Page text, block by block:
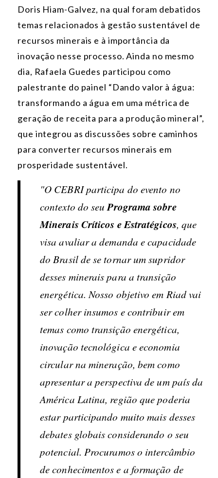
Doris Hiam-Galvez, na qual foram debatidos
temas relacionados à gestão sustentável de
recursos minerais e à importância da
inovação nesse processo. Ainda no mesmo
dia, Rafaela Guedes participou como
palestrante do painel “Dando valor à água:
transformando a água em uma métrica de
geração de receita para a produção mineral”,
que integrou as discussões sobre caminhos
para converter recursos minerais em
prosperidade sustentável.
"O CEBRI participa do evento no
contexto do seuPrograma sobre
Minerais Críticos e Estratégicos, que
visa avaliar a demanda e capacidade
do Brasil de se tornar um supridor
desses minerais para a transição
energética. Nosso objetivo em Riad vai
ser colher insumos e contribuir em
temas como transição energética,
inovação tecnológica e economia
circular na mineração, bem como
apresentar a perspectiva de um país da
América Latina, região que poderia
estar participando muito mais desses
debates globais considerando o seu
potencial. Procuramos o intercâmbio
de conhecimentos e a formação de